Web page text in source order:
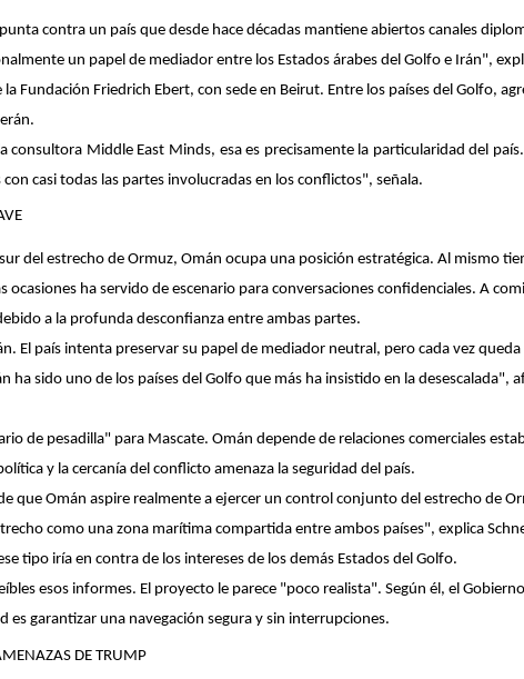
contra un país que desde hace décadas mantiene abiertos canales
un papel de mediador entre los Estados árabes del Golfo e Irán",
la Fundación Friedrich Ebert, con sede en Beirut. Entre los países del Golfo,
consultora Middle East Minds, esa es precisamente la particularidad del
casi todas las partes involucradas en los conflictos", señala.
del estrecho de Ormuz, Omán ocupa una posición estratégica. Al mismo
ocasiones ha servido de escenario para conversaciones confidenciales. A
a la profunda desconfianza entre ambas partes.
El país intenta preservar su papel de mediador neutral, pero cada vez
ha sido uno de los países del Golfo que más ha insistido en la desescalada",
de pesadilla" para Mascate. Omán depende de relaciones comerciales
y la cercanía del conflicto amenaza la seguridad del país.
que Omán aspire realmente a ejercer un control conjunto del estrecho de
como una zona marítima compartida entre ambos países", explica
tipo iría en contra de los intereses de los demás Estados del Golfo.
esos informes. El proyecto le parece "poco realista". Según él, el
es garantizar una navegación segura y sin interrupciones.
DE TRUMP